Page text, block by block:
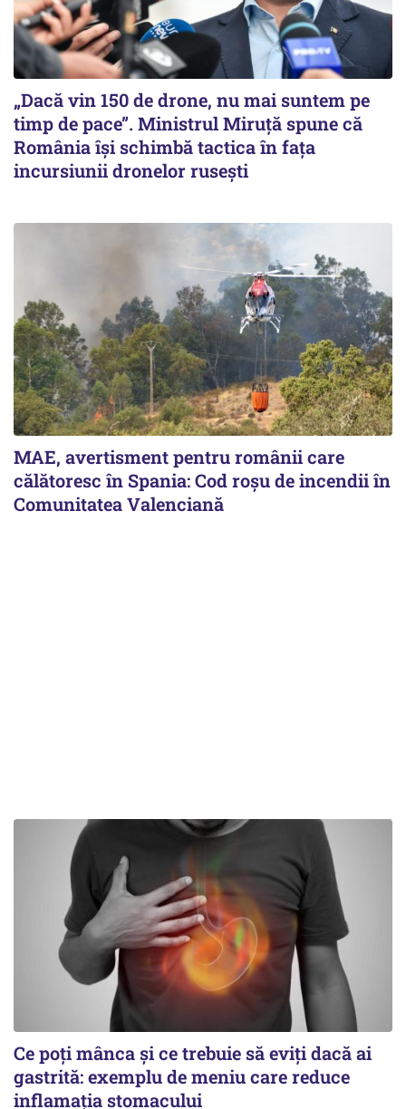
„Dacă vin 150 de drone, nu mai suntem pe
timp de pace”. Ministrul Miruţă spune că
România își schimbă tactica în fața
incursiunii dronelor rusești
MAE, avertisment pentru românii care
călătoresc în Spania: Cod roșu de incendii în
Comunitatea Valenciană
Ce poți mânca și ce trebuie să eviți dacă ai
gastrită: exemplu de meniu care reduce
inflamația stomacului